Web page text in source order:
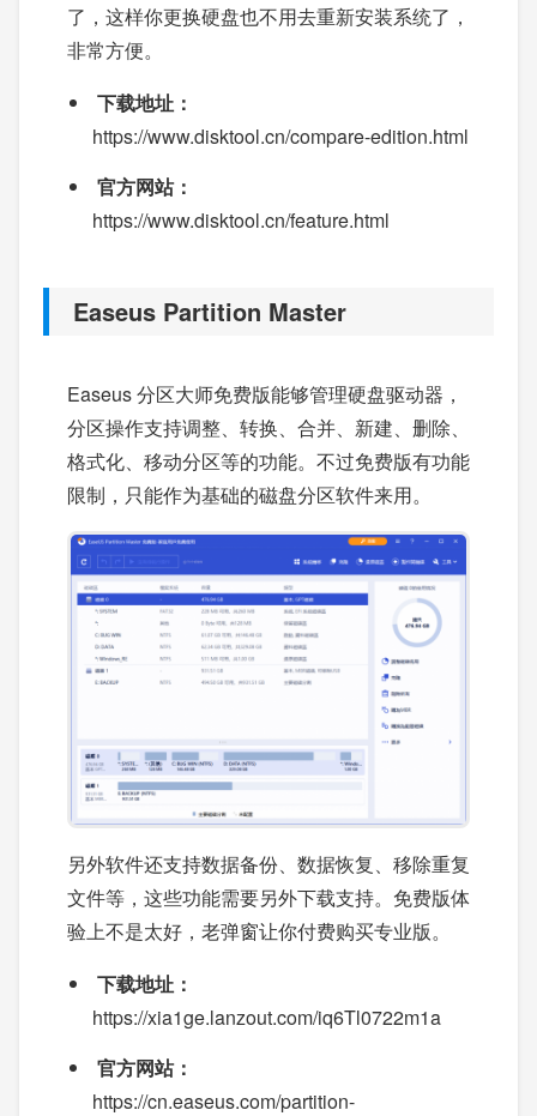
了，这样你更换硬盘也不用去重新安装系统了，
非常方便。
下载地址：
https://www.disktool.cn/compare-edition.html
官方网站：
https://www.disktool.cn/feature.html
Easeus Partition Master
Easeus 分区大师免费版能够管理硬盘驱动器，
分区操作支持调整、转换、合并、新建、删除、
格式化、移动分区等的功能。不过免费版有功能
限制，只能作为基础的磁盘分区软件来用。
另外软件还支持数据备份、数据恢复、移除重复
文件等，这些功能需要另外下载支持。免费版体
验上不是太好，老弹窗让你付费购买专业版。
下载地址：
https://xia1ge.lanzout.com/iq6Tl0722m1a
官方网站：
https://cn.easeus.com/partition-